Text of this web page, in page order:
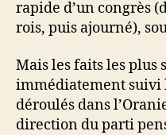
rapide d’un congrès
rois, puis ajourné),
Mais les faits les
immédiatement suivi
déroulés dans
direction du parti